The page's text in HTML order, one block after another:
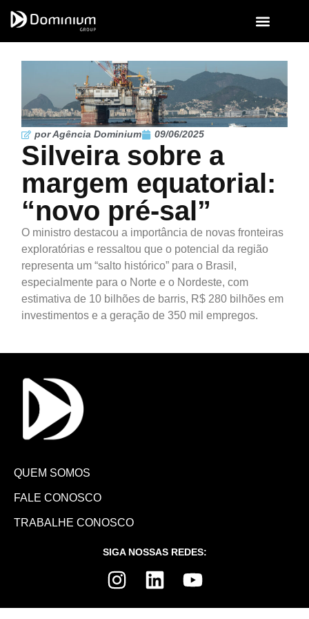
por Agência Dominium 09/06/2025
Silveira sobre a
margem equatorial:
“novo pré-sal”
O ministro destacou a importância de novas fronteiras
exploratórias e ressaltou que o potencial da região
representa um “salto histórico” para o Brasil,
especialmente para o Norte e o Nordeste, com
estimativa de 10 bilhões de barris, R$ 280 bilhões em
investimentos e a geração de 350 mil empregos.
QUEM SOMOS
FALE CONOSCO
TRABALHE CONOSCO
SIGA NOSSAS REDES: